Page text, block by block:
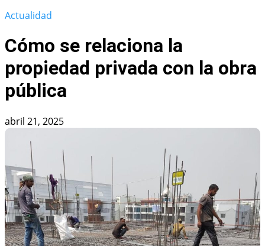
Actualidad
Cómo se relaciona la
propiedad privada con la obra
pública
abril 21, 2025